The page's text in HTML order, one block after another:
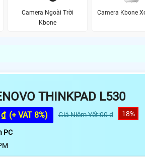
Camera Ngoài Trời
Kbone
Camera Kbone
THINKPAD L530
(+ VAT 8%) Giá Niêm Yết:00 ₫ 18%
PC